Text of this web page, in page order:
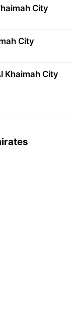
City
City
Khaimah City